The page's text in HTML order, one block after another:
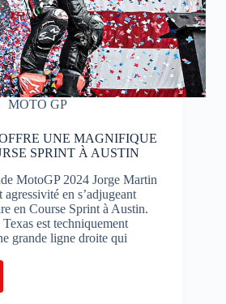
MOTO GP
UNE MAGNIFIQUE
SPRINT À AUSTIN
MotoGP 2024 Jorge Martin
en s’adjugeant
en Course Sprint à Austin.
est techniquement
grande ligne droite qui